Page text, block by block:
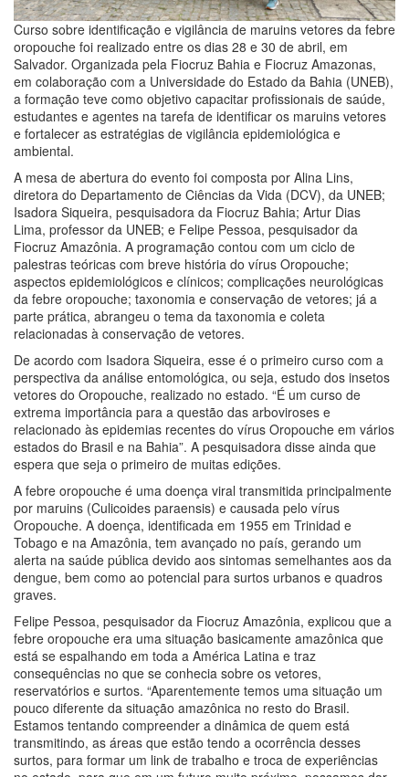
Curso sobre identificação e vigilância de maruins vetores da febre
oropouche foi realizado entre os dias 28 e 30 de abril, em
Salvador. Organizada pela Fiocruz Bahia e Fiocruz Amazonas,
em colaboração com a Universidade do Estado da Bahia (UNEB),
a formação teve como objetivo capacitar profissionais de saúde,
estudantes e agentes na tarefa de identificar os maruins vetores
e fortalecer as estratégias de vigilância epidemiológica e
ambiental.
A mesa de abertura do evento foi composta por Alina Lins,
diretora do Departamento de Ciências da Vida (DCV), da UNEB;
Isadora Siqueira, pesquisadora da Fiocruz Bahia; Artur Dias
Lima, professor da UNEB; e Felipe Pessoa, pesquisador da
Fiocruz Amazônia. A programação contou com um ciclo de
palestras teóricas com breve história do vírus Oropouche;
aspectos epidemiológicos e clínicos; complicações neurológicas
da febre oropouche; taxonomia e conservação de vetores; já a
parte prática, abrangeu o tema da taxonomia e coleta
relacionadas à conservação de vetores.
De acordo com Isadora Siqueira, esse é o primeiro curso com a
perspectiva da análise entomológica, ou seja, estudo dos insetos
vetores do Oropouche, realizado no estado. “É um curso de
extrema importância para a questão das arboviroses e
relacionado às epidemias recentes do vírus Oropouche em vários
estados do Brasil e na Bahia”. A pesquisadora disse ainda que
espera que seja o primeiro de muitas edições.
A febre oropouche é uma doença viral transmitida principalmente
por maruins (Culicoides paraensis) e causada pelo vírus
Oropouche. A doença, identificada em 1955 em Trinidad e
Tobago e na Amazônia, tem avançado no país, gerando um
alerta na saúde pública devido aos sintomas semelhantes aos da
dengue, bem como ao potencial para surtos urbanos e quadros
graves.
Felipe Pessoa, pesquisador da Fiocruz Amazônia, explicou que a
febre oropouche era uma situação basicamente amazônica que
está se espalhando em toda a América Latina e traz
consequências no que se conhecia sobre os vetores,
reservatórios e surtos. “Aparentemente temos uma situação um
pouco diferente da situação amazônica no resto do Brasil.
Estamos tentando compreender a dinâmica de quem está
transmitindo, as áreas que estão tendo a ocorrência desses
surtos, para formar um link de trabalho e troca de experiências